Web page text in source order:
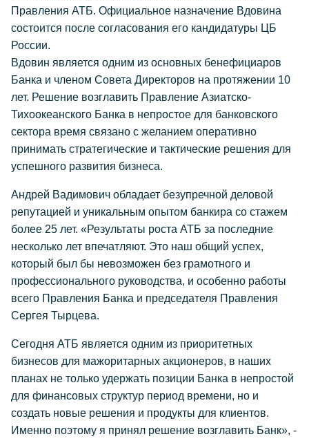
Правления АТБ. Официальное назначение Вдовина
состоится после согласования его кандидатуры ЦБ
России.
Вдовин является одним из основных бенефициаров
Банка и членом Совета Директоров на протяжении 10
лет. Решение возглавить Правление Азиатско-
Тихоокеанского Банка в непростое для банковского
сектора время связано с желанием оперативно
принимать стратегические и тактические решения для
успешного развития бизнеса.
Андрей Вадимович обладает безупречной деловой
репутацией и уникальным опытом банкира со стажем
более 25 лет. «Результаты роста АТБ за последние
несколько лет впечатляют. Это наш общий успех,
который был бы невозможен без грамотного и
профессионального руководства, и особенно работы
всего Правления Банка и председателя Правления
Сергея Тырцева.
Сегодня АТБ является одним из приоритетных
бизнесов для мажоритарных акционеров, в наших
планах не только удержать позиции Банка в непростой
для финансовых структур период времени, но и
создать новые решения и продукты для клиентов.
Именно поэтому я принял решение возглавить Банк», -